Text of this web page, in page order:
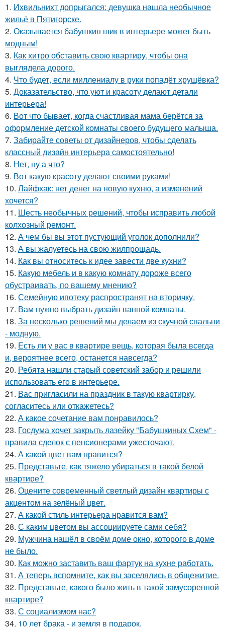
1. Ихвильнихт допрыгался: девушка нашла необычное
жильё в Пятигорске.
2. Оказывается бабушкин шик в интерьере может быть
модным!
3. Как хитро обставить свою квартиру, чтобы она
выглядела дорого.
4. Что будет, если миллениалу в руки попадёт хрущёвка?
5. Доказательство, что уют и красоту делают детали
интерьера!
6. Вот что бывает, когда счастливая мама берётся за
оформление детской комнаты своего будущего малыша.
7. Забирайте советы от дизайнеров, чтобы сделать
классный дизайн интерьера самостоятельно!
8. Нет, ну а что?
9. Вот какую красоту делают своими руками!
10. Лайфхак: нет денег на новую кухню, а изменений
хочется?
11. Шесть необычных решений, чтобы исправить любой
колхозный ремонт.
12. А чем бы вы этот пустующий уголок дополнили?
13. А вы жалуетесь на свою жилпрощадь.
14. Как вы относитесь к идее завести две кухни?
15. Какую мебель и в какую комнату дороже всего
обустраивать, по вашему мнению?
16. Семейную ипотеку распространят на вторичку.
17. Вам нужно выбрать дизайн ванной комнаты.
18. За несколько решений мы делаем из скучной спальни
- модную.
19. Есть ли у вас в квартире вещь, которая была всегда
и, вероятнее всего, останется навсегда?
20. Ребята нашли старый советский забор и решили
использовать его в интерьере.
21. Вас пригласили на праздник в такую квартирку,
согласитесь или откажетесь?
22. А какое сочетание вам понравилось?
23. Госдума хочет закрыть лазейку "Бабушкиных Схем" -
правила сделок с пенсионерами ужесточают.
24. А какой цвет вам нравится?
25. Представьте, как тяжело убираться в такой белой
квартире?
26. Оцените современный светлый дизайн квартиры с
акцентом на зелёный цвет.
27. А какой стиль интерьера нравится вам?
28. С каким цветом вы ассоциируете сами себя?
29. Мужчина нашёл в своём доме окно, которого в доме
не было.
30. Как можно заставить ваш фартук на кухне работать.
31. А теперь вспомните, как вы заселялись в общежитие.
32. Представьте, какого было жить в такой замусоренной
квартире?
33. С социализмом нас?
34. 10 лет брака - и земля в подарок.